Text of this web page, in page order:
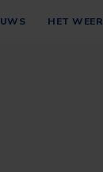
HET WEER